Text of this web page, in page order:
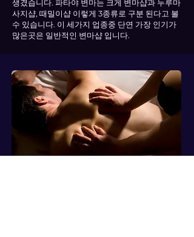
생겼습니다. 파타야 변마는 크게 변마샵과 누루마
사지샵, 때밀이샵 이렇게 3종류로 구분 된다고 볼
수 있습니다. 이 세가지 업종중 단연 가장 인기가
많은곳은 일반적인 변마샵 입니다.